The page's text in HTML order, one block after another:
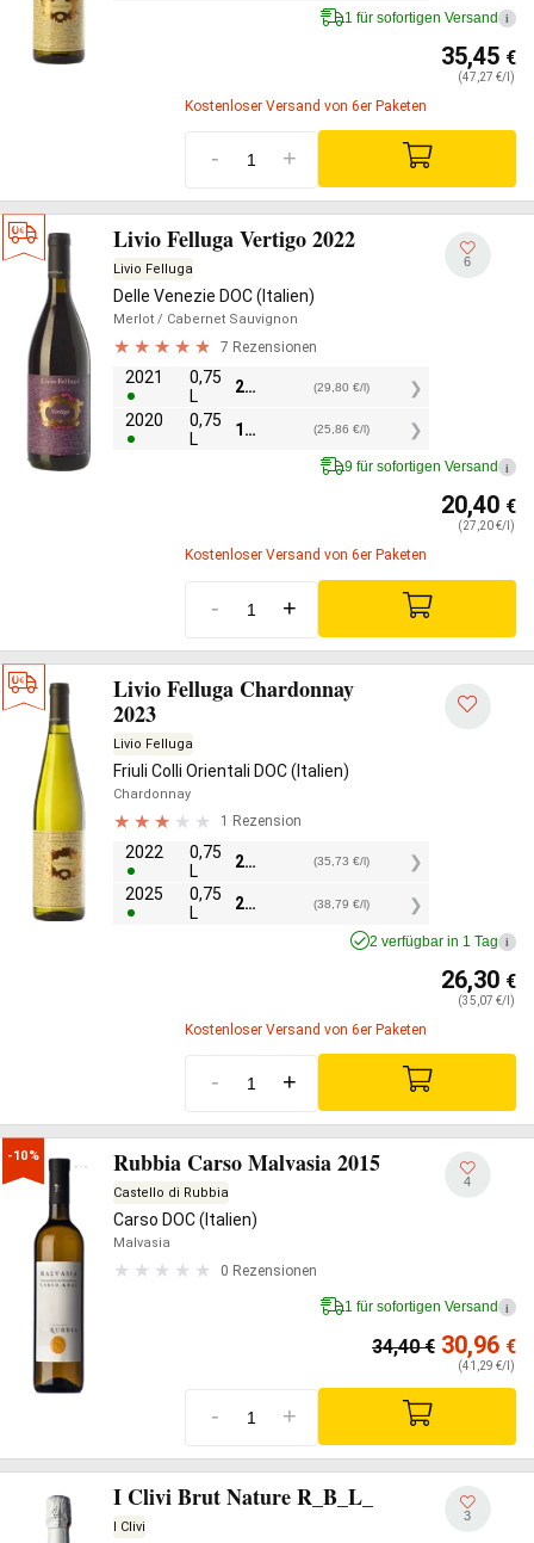
1 für sofortigen Versand i
35,45 €
(47,27 €/l)
Kostenloser Versand von 6er Paketen
- +
Livio Felluga Vertigo 2022
Livio Felluga
Delle Venezie DOC (Italien)
Merlot / Cabernet Sauvignon
7 Rezensionen
2021
0,75
L
22,35 (29,80 €/l)
2020
0,75
L
19,40 (25,86 €/l)
6
9 für sofortigen Versand i
20,40 €
(27,20 €/l)
Kostenloser Versand von 6er Paketen
- +
Livio Felluga Chardonnay
2023
Livio Felluga
Friuli Colli Orientali DOC (Italien)
Chardonnay
1 Rezension
2022
0,75
L
26,80 (35,73 €/l)
2025
0,75
L
29,10 (38,79 €/l)
2 verfügbar in 1 Tag i
26,30 €
(35,07 €/l)
Kostenloser Versand von 6er Paketen
- +
-10% Rubbia Carso Malvasia 2015
Castello di Rubbia
Carso DOC (Italien)
Malvasia
0 Rezensionen
4
1 für sofortigen Versand i
34,40€ 30,96 €
(41,29 €/l)
- +
I Clivi Brut Nature R_B_L_
I Clivi
3